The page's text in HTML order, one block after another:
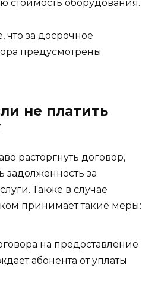
стоимость оборудования.
что за досрочное
предусмотрены
не платить
расторгнуть договор,
задолженность за
Также в случае
принимает такие меры:
на предоставление
абонента от уплаты